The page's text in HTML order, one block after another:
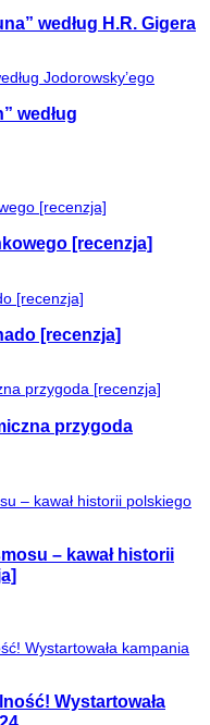
według H.R. Gigera
według
[recenzja]
[recenzja]
przygoda
– kawał historii
Wystartowała